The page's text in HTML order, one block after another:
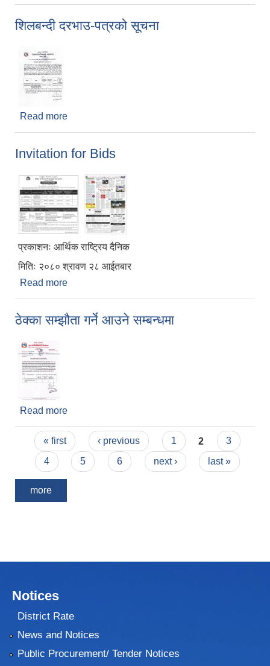
शिलबन्दी दरभाउ-पत्रको सूचना
Read more
Invitation for Bids
प्रकाशनः आर्थिक राष्ट्रिय दैनिक
मितिः २०८० श्रावण २८ आईतबार
Read more
ठेक्का सम्झौता गर्ने आउने सम्बन्धमा
Read more
Pages
« first ‹ previous 1 2
3
4
5 6 next › last »
more
Notices
District Rate
News and Notices
Public Procurement/ Tender Notices